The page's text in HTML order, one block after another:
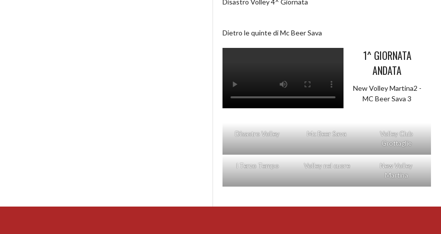
Disastro Volley 4^ Giornata
Dietro le quinte di Mc Beer Sava
1^ GIORNATA
ANDATA
New Volley Martina2 -
MC Beer Sava 3
Disastro Volley Mc Beer Sava
Volley Club
Grottaglie
I Terzo Tempo Volley nel cuore
New Volley
Martina